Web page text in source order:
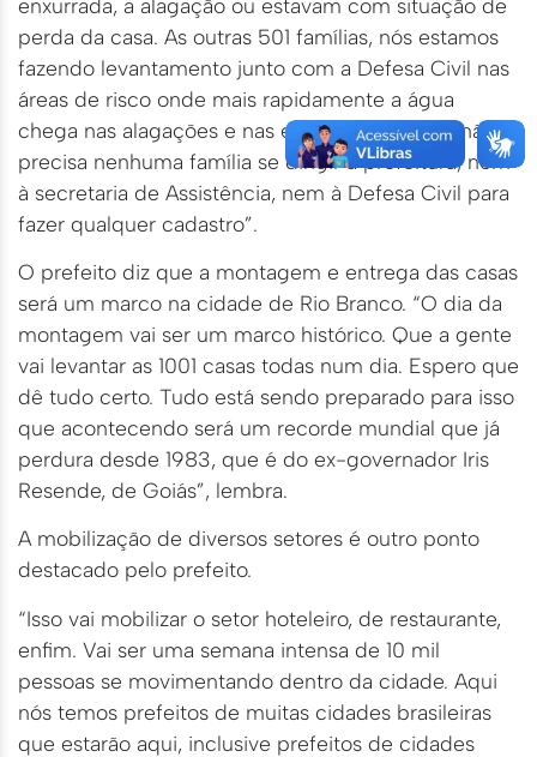
perda da casa. As outras 501 famílias, nós estamos
fazendo levantamento junto com a Defesa Civil nas
áreas de risco onde mais rapidamente a água
chega nas alagações e nas enxurradas. Então, não
precisa nenhuma família se dirigir à prefeitura, nem
à secretaria de Assistência, nem à Defesa Civil para
fazer qualquer cadastro”.
O prefeito diz que a montagem e entrega das casas
será um marco na cidade de Rio Branco. “O dia da
montagem vai ser um marco histórico. Que a gente
vai levantar as 1001 casas todas num dia. Espero que
dê tudo certo. Tudo está sendo preparado para isso
que acontecendo será um recorde mundial que já
perdura desde 1983, que é do ex-governador Iris
Resende, de Goiás”, lembra.
A mobilização de diversos setores é outro ponto
destacado pelo prefeito.
“Isso vai mobilizar o setor hoteleiro, de restaurante,
enfim. Vai ser uma semana intensa de 10 mil
pessoas se movimentando dentro da cidade. Aqui
nós temos prefeitos de muitas cidades brasileiras
que estarão aqui, inclusive prefeitos de cidades